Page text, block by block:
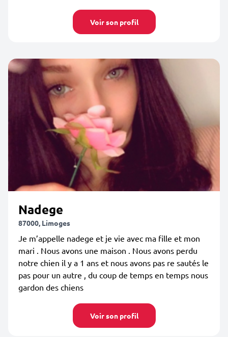
Voir son profil
Nadege
87000, Limoges
Je m’appelle nadege et je vie avec ma fille et mon
mari . Nous avons une maison . Nous avons perdu
notre chien il y a 1 ans et nous avons pas re sautés le
pas pour un autre , du coup de temps en temps nous
gardon des chiens
Voir son profil